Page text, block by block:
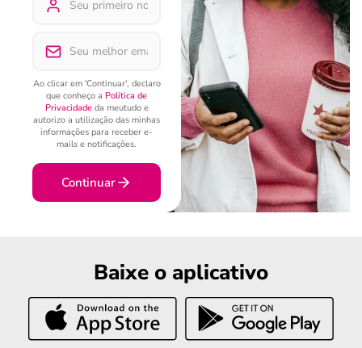
Ao clicar em 'Continuar', declaro
que conheço a Política de
Privacidadeda meutudo e
autorizo a utilização das minhas
informações para receber e-
mails e notificações.
Continuar
Baixe o aplicativo